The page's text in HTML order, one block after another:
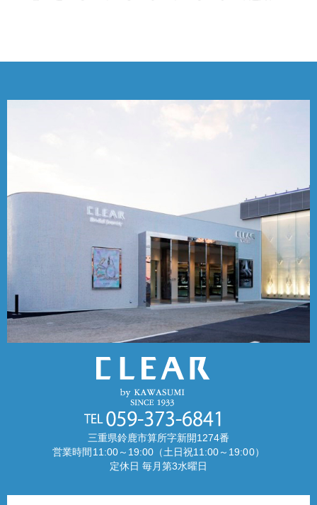
三重県鈴鹿市算所字新開1274番
営業時間11:00～19:00（土日祝11:00～19:00）
定休日 毎月第3水曜日